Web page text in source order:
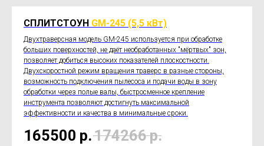
СПЛИТСТОУН GM-245 (5,5 кВт)
Двухтраверсная модель GM-245 используется при обработке
больших поверхностей, не даёт необработанных "мёртвых" зон,
позволяет добиться высоких показателей плоскостности.
Двухскоростной режим вращения траверс в разные стороны,
возможность подключения пылесоса и подачи воды в зону
обработки через полые валы, быстросменное крепление
инструмента позволяют достигнуть максимальной
эффективности и качества в минимальные сроки.
165500 р.174266р.